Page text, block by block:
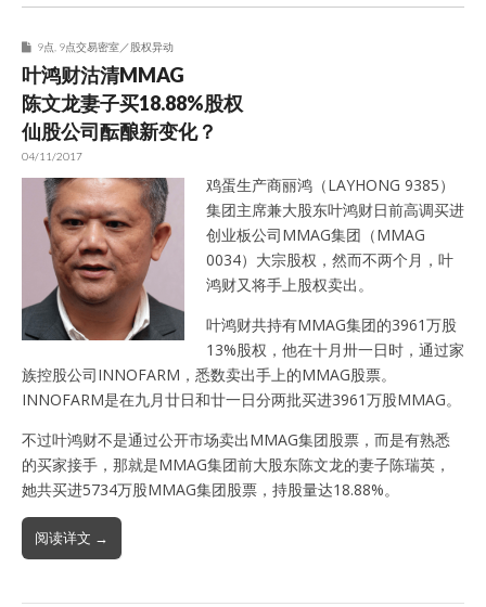
9点 9点交易密室／股权异动
叶鸿财沽清MMAG
陈文龙妻子买18.88%股权
仙股公司酝酿新变化？
04/11/2017
鸡蛋生产商丽鸿（LAYHONG 9385）
集团主席兼大股东叶鸿财日前高调买进
创业板公司MMAG集团（MMAG
0034）大宗股权，然而不两个月，叶
鸿财又将手上股权卖出。
叶鸿财共持有MMAG集团的3961万股
13%股权，他在十月卅一日时，通过家
族控股公司INNOFARM，悉数卖出手上的MMAG股票。
INNOFARM是在九月廿日和廿一日分两批买进3961万股MMAG。
不过叶鸿财不是通过公开市场卖出MMAG集团股票，而是有熟悉
的买家接手，那就是MMAG集团前大股东陈文龙的妻子陈瑞英，
她共买进5734万股MMAG集团股票，持股量达18.88%。
阅读详文 →